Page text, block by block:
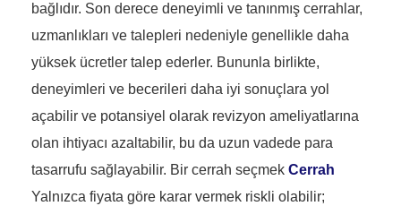
bağlıdır. Son derece deneyimli ve tanınmış cerrahlar,
uzmanlıkları ve talepleri nedeniyle genellikle daha
yüksek ücretler talep ederler. Bununla birlikte,
deneyimleri ve becerileri daha iyi sonuçlara yol
açabilir ve potansiyel olarak revizyon ameliyatlarına
olan ihtiyacı azaltabilir, bu da uzun vadede para
tasarrufu sağlayabilir. Bir cerrah seçmek Cerrah
Yalnızca fiyata göre karar vermek riskli olabilir;